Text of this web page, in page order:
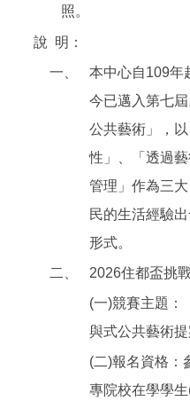
照。
說 明：
一、
本中心自109年
今已邁入第七
公共藝術」，
性」、「透過
管理」作為三
民的生活經驗
形式。
二、
2026住都盃挑
(一)競賽主題：
與式公共藝術提
(二)報名資格：
專院校在學學